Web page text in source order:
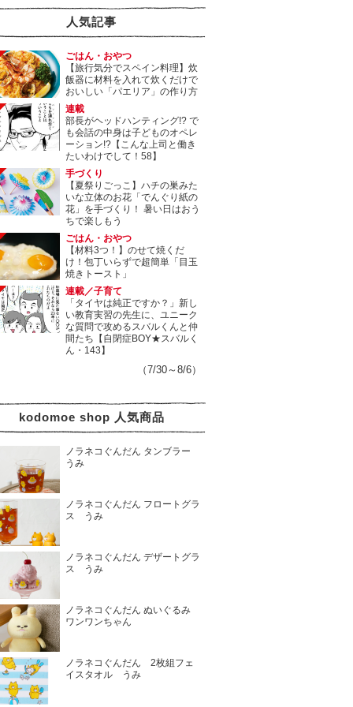
人気記事
ごはん・おやつ
【旅行気分でスペイン料理】炊
飯器に材料を入れて炊くだけで
おいしい「パエリア」の作り方
連載
部長がヘッドハンティング!? で
も会話の中身は子どものオペレ
ーション!?【こんな上司と働き
たいわけでして！58】
手づくり
【夏祭りごっこ】ハチの巣みた
いな立体のお花「でんぐり紙の
花」を手づくり！ 暑い日はおう
ちで楽しもう
ごはん・おやつ
【材料3つ！】のせて焼くだ
け！包丁いらずで超簡単「目玉
焼きトースト」
連載／子育て
「タイヤは純正ですか？」新し
い教育実習の先生に、ユニーク
な質問で攻めるスバルくんと仲
間たち【自閉症BOY★スバルく
ん・143】
（7/30～8/6）
kodomoe shop 人気商品
ノラネコぐんだん タンブラー
うみ
ノラネコぐんだん フロートグラ
ス うみ
ノラネコぐんだん デザートグラ
ス うみ
ノラネコぐんだん ぬいぐるみ
ワンワンちゃん
ノラネコぐんだん 2枚組フェ
イスタオル うみ